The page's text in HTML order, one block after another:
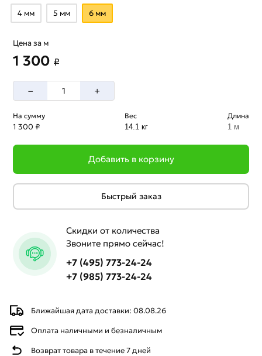
4 мм 5 мм 6 мм
Ближайшая дата доставки: 08.08.26
Оплата наличными и безналичным
Возврат товара в течение 7 дней
Цена за м
1 300 ₽
– +
На сумму
1 300 ₽
Вес
14.1 кг
Длина
1 м
Добавить в корзину
Быстрый заказ
Скидки от количества
Звоните прямо сейчас!
+7 (495) 773-24-24
+7 (985) 773-24-24